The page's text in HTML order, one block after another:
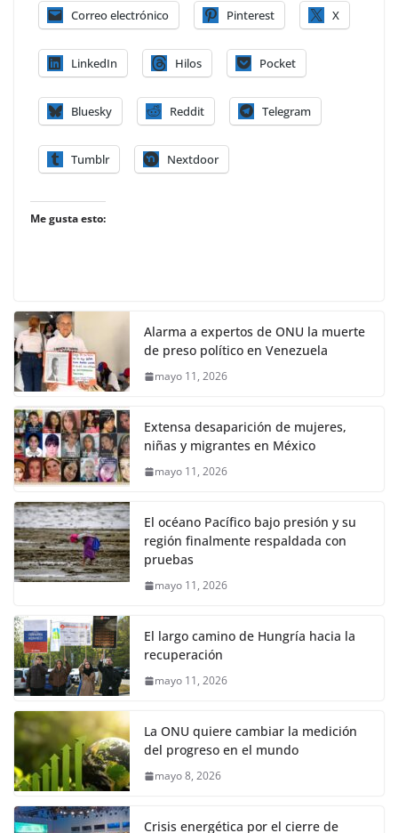
Correo electrónico Pinterest X
LinkedIn Hilos Pocket
Bluesky Reddit Telegram
Tumblr Nextdoor
Me gusta esto:
Alarma a expertos de ONU la muerte
de preso político en Venezuela
mayo 11, 2026
Extensa desaparición de mujeres,
niñas y migrantes en México
mayo 11, 2026
El océano Pacífico bajo presión y su
región finalmente respaldada con
pruebas
mayo 11, 2026
El largo camino de Hungría hacia la
recuperación
mayo 11, 2026
La ONU quiere cambiar la medición
del progreso en el mundo
mayo 8, 2026
Crisis energética por el cierre de